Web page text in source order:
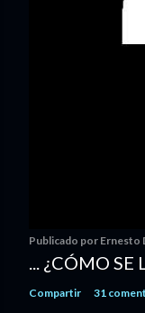
Publicado por Ernesto
... ¿CÓMO
Compartir 31